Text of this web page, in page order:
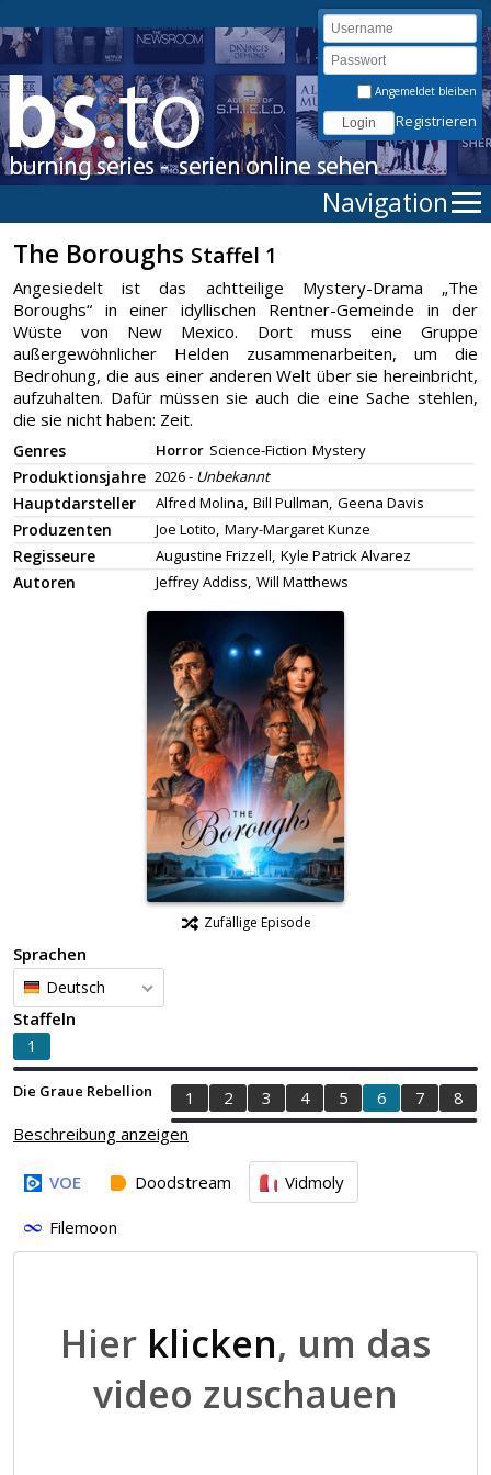
Angemeldet bleiben
Registrieren
Navigation
The Boroughs Staffel 1
Angesiedelt ist das achtteilige Mystery-Drama „The
Boroughs“ in einer idyllischen Rentner-Gemeinde in der
Wüste von New Mexico. Dort muss eine Gruppe
außergewöhnlicher Helden zusammenarbeiten, um die
Bedrohung, die aus einer anderen Welt über sie hereinbricht,
aufzuhalten. Dafür müssen sie auch die eine Sache stehlen,
die sie nicht haben: Zeit.
Genres Horror Science-Fiction Mystery
Produktionsjahre 2026 - Unbekannt
Hauptdarsteller Alfred Molina, Bill Pullman, Geena Davis
Produzenten Joe Lotito, Mary-Margaret Kunze
Regisseure Augustine Frizzell, Kyle Patrick Alvarez
Autoren Jeffrey Addiss, Will Matthews
Zufällige Episode
Sprachen
Deutsch
Staffeln
1
Die Graue Rebellion 1 2 3 4 5 6 7
8
Beschreibung anzeigen
VOE Doodstream Vidmoly
Filemoon
Hier klicken, um das
video zuschauen